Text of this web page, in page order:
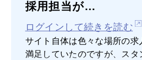
採用担当が…
ログインして続きを読む
サイト自体は色々な場所の求
満足していたのですが、スタ